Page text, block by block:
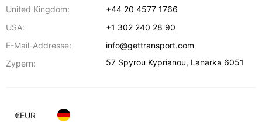
United Kingdom:
+44 20 4577 1766
USA:
+1 302 240 28 90
E-Mail-Addresse:
info@gettransport.com
Zypern:
57 Spyrou Kyprianou, Lanarka 6051
€EUR